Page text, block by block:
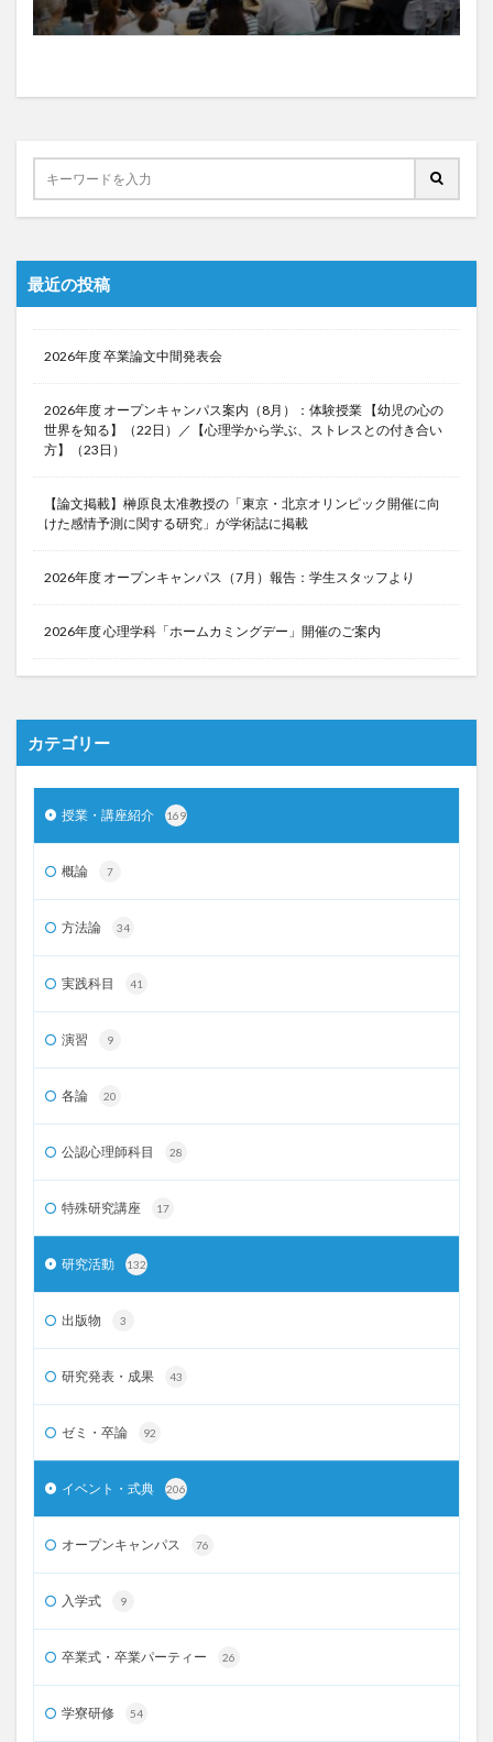
最近の投稿
2026年度 卒業論文中間発表会
2026年度 オープンキャンパス案内（8月）：体験授業 【幼児の心の
世界を知る】（22日）／【心理学から学ぶ、ストレスとの付き合い
方】（23日）
【論文掲載】榊原良太准教授の「東京・北京オリンピック開催に向
けた感情予測に関する研究」が学術誌に掲載
2026年度 オープンキャンパス（7月）報告：学生スタッフより
2026年度 心理学科「ホームカミングデー」開催のご案内
カテゴリー
授業・講座紹介 169
概論 7
方法論 34
実践科目 41
演習 9
各論 20
公認心理師科目 28
特殊研究講座 17
研究活動 132
出版物 3
研究発表・成果 43
ゼミ・卒論 92
イベント・式典 206
オープンキャンパス 76
入学式 9
卒業式・卒業パーティー 26
学寮研修 54